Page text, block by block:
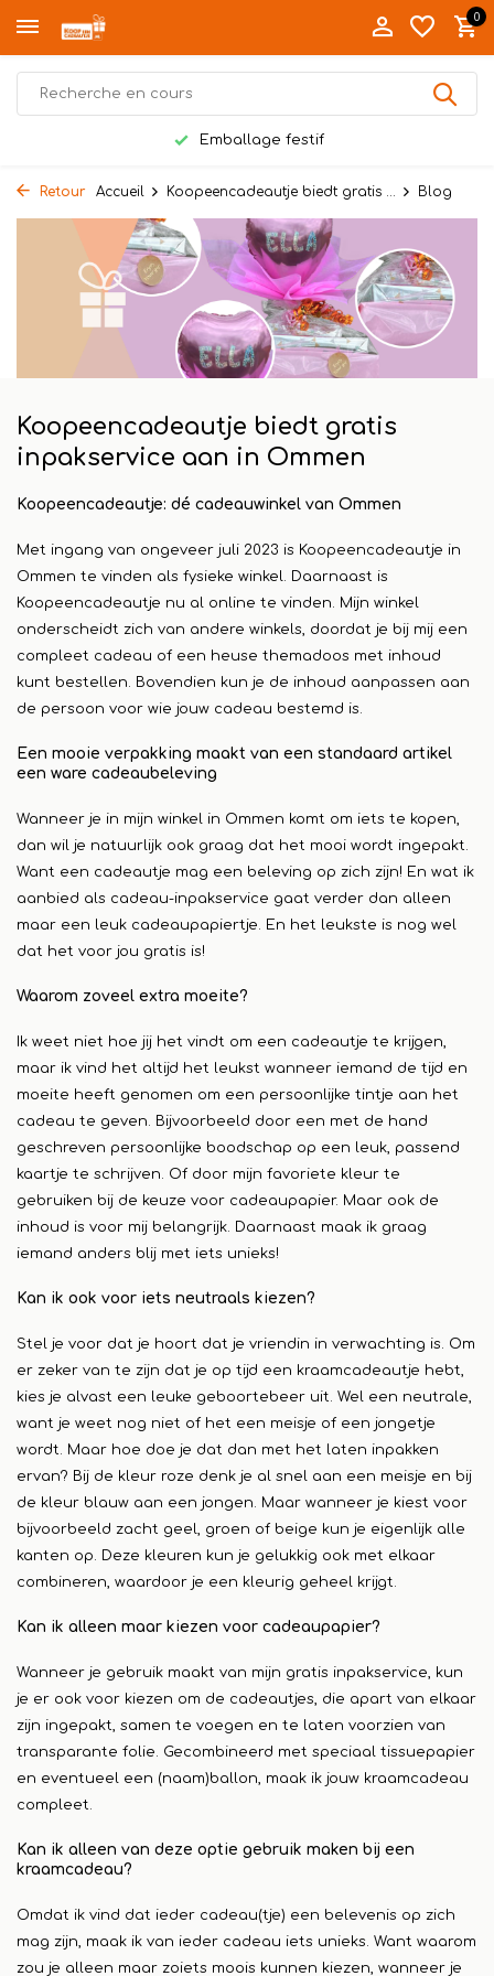
0
Emballage festif
Retour Accueil Koopeencadeautje biedt gratis ... Blog
Koopeencadeautje biedt gratis
inpakservice aan in Ommen
Koopeencadeautje: dé cadeauwinkel van Ommen
Met ingang van ongeveer juli 2023 is Koopeencadeautje in
Ommen te vinden als fysieke winkel. Daarnaast is
Koopeencadeautje nu al online te vinden. Mijn winkel
onderscheidt zich van andere winkels, doordat je bij mij een
compleet cadeau of een heuse themadoos met inhoud
kunt bestellen. Bovendien kun je de inhoud aanpassen aan
de persoon voor wie jouw cadeau bestemd is.
Een mooie verpakking maakt van een standaard artikel
een ware cadeaubeleving
Wanneer je in mijn winkel in Ommen komt om iets te kopen,
dan wil je natuurlijk ook graag dat het mooi wordt ingepakt.
Want een cadeautje mag een beleving op zich zijn! En wat ik
aanbied als cadeau-inpakservice gaat verder dan alleen
maar een leuk cadeaupapiertje. En het leukste is nog wel
dat het voor jou gratis is!
Waarom zoveel extra moeite?
Ik weet niet hoe jij het vindt om een cadeautje te krijgen,
maar ik vind het altijd het leukst wanneer iemand de tijd en
moeite heeft genomen om een persoonlijke tintje aan het
cadeau te geven. Bijvoorbeeld door een met de hand
geschreven persoonlijke boodschap op een leuk, passend
kaartje te schrijven. Of door mijn favoriete kleur te
gebruiken bij de keuze voor cadeaupapier. Maar ook de
inhoud is voor mij belangrijk. Daarnaast maak ik graag
iemand anders blij met iets unieks!
Kan ik ook voor iets neutraals kiezen?
Stel je voor dat je hoort dat je vriendin in verwachting is. Om
er zeker van te zijn dat je op tijd een kraamcadeautje hebt,
kies je alvast een leuke geboortebeer uit. Wel een neutrale,
want je weet nog niet of het een meisje of een jongetje
wordt. Maar hoe doe je dat dan met het laten inpakken
ervan? Bij de kleur roze denk je al snel aan een meisje en bij
de kleur blauw aan een jongen. Maar wanneer je kiest voor
bijvoorbeeld zacht geel, groen of beige kun je eigenlijk alle
kanten op. Deze kleuren kun je gelukkig ook met elkaar
combineren, waardoor je een kleurig geheel krijgt.
Kan ik alleen maar kiezen voor cadeaupapier?
Wanneer je gebruik maakt van mijn gratis inpakservice, kun
je er ook voor kiezen om de cadeautjes, die apart van elkaar
zijn ingepakt, samen te voegen en te laten voorzien van
transparante folie. Gecombineerd met speciaal tissuepapier
en eventueel een (naam)ballon, maak ik jouw kraamcadeau
compleet.
Kan ik alleen van deze optie gebruik maken bij een
kraamcadeau?
Omdat ik vind dat ieder cadeau(tje) een belevenis op zich
mag zijn, maak ik van ieder cadeau iets unieks. Want waarom
zou je alleen maar zoiets moois kunnen kiezen, wanneer je